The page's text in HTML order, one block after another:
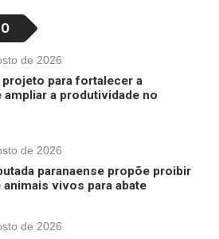
de 2026
projeto para fortalecer a
a produtividade no
de 2026
paranaense propõe proibir
vivos para abate
de 2026